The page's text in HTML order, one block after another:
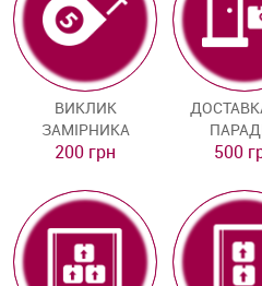
ВИКЛИК
ЗАМІРНИКА
200 грн 500